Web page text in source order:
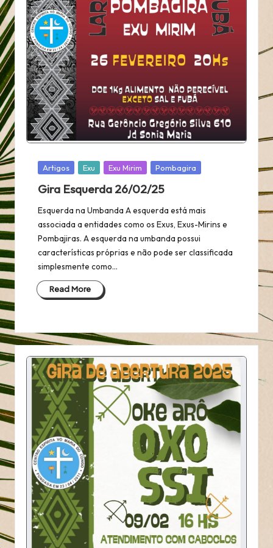
Posted
Artigos Exu Exu Mirim Pombagira
Gira Esquerda 26/02/25
Esquerda na Umbanda A esquerda está mais
associada a entidades como os Exus, Exus-Mirins e
Pombajiras. A esquerda na umbanda possui
características próprias e não pode ser classificada
simplesmente como…
Read More